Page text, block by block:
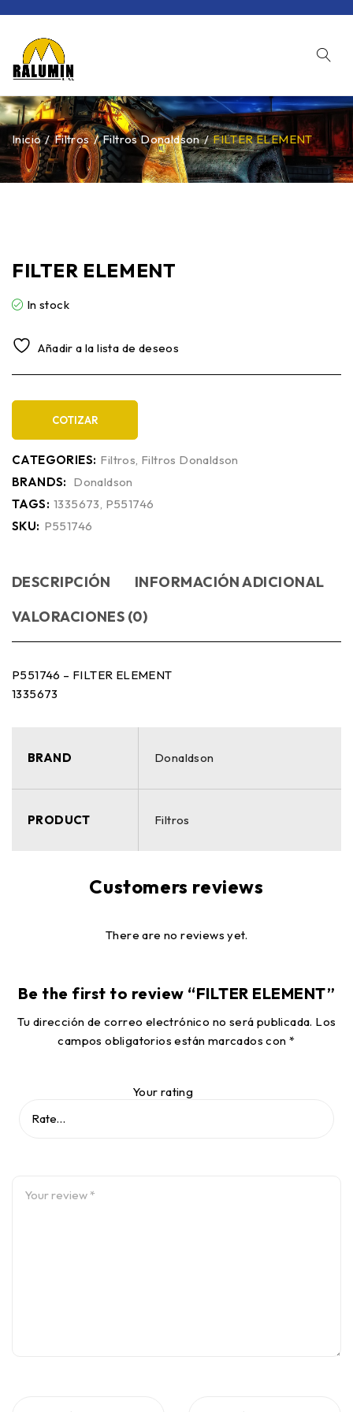
Inicio / Filtros / Filtros Donaldson / FILTER ELEMENT
FILTER ELEMENT
In stock
Añadir a la lista de deseos
COTIZAR
CATEGORIES: Filtros, Filtros Donaldson
BRANDS: Donaldson
TAGS: 1335673, P551746
SKU: P551746
DESCRIPCIÓN
INFORMACIÓN ADICIONAL
VALORACIONES (0)
P551746 – FILTER ELEMENT
1335673
BRAND Donaldson
PRODUCT Filtros
Customers reviews
There are no reviews yet.
Be the first to review “FILTER ELEMENT”
Tu dirección de correo electrónico no será publicada. Los
campos obligatorios están marcados con*
Your rating